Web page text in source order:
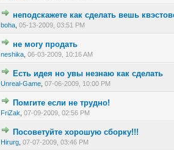
неподскажете как сделать вешь
boha ,05-13-2009, 03:51 PM
1 голос(ов) - 1 из 5 в
12345
не могу продать
neshika ,06-03-2009, 10:16 AM
Есть идея но увы незнаю как сделать
Unreal-Game ,07-06-2009, 10:00 PM
1 голос(ов) - 1 из 5 в
12 3
Помгите если не трудно!
FriZak ,07-09-2009, 02:56 PM
1 голос(ов) - 1 из 5 в
Посоветуйте хорошую сборку!!!
Hirurg ,07-07-2009, 03:46 PM
1 голос(ов) - 1 из 5 в